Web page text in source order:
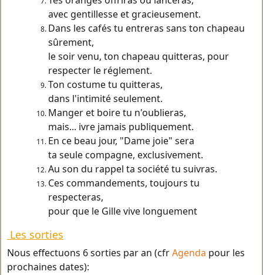
avec gentillesse et gracieusement.
Dans les cafés tu entreras sans ton chapeau
sûrement,
le soir venu, ton chapeau quitteras, pour
respecter le réglement.
Ton costume tu quitteras,
dans l'intimité seulement.
Manger et boire tu n'oublieras,
mais... ivre jamais publiquement.
En ce beau jour, "Dame joie" sera
ta seule compagne, exclusivement.
Au son du rappel ta société tu suivras.
Ces commandements, toujours tu
respecteras,
pour que le Gille vive longuement
Les sorties
Nous effectuons 6 sorties par an (cfrAgenda pour les
prochaines dates):